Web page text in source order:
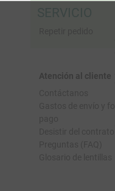
Atención al cliente